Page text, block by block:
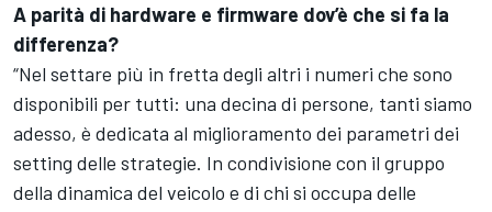
A parità di hardware e firmware dov’è che si fa la
differenza?
“Nel settare più in fretta degli altri i numeri che sono
disponibili per tutti: una decina di persone, tanti siamo
adesso, è dedicata al miglioramento dei parametri dei
setting delle strategie. In condivisione con il gruppo
della dinamica del veicolo e di chi si occupa delle